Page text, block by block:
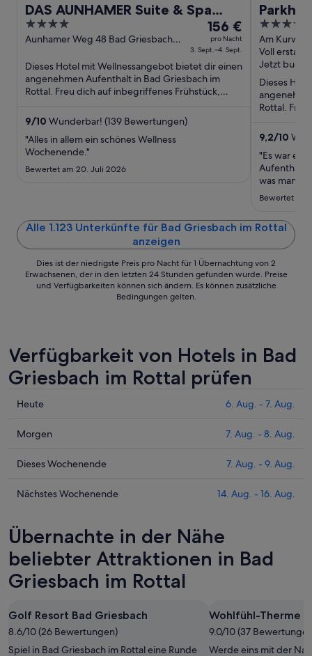
DAS AUNHAMER Suite & Spa
Hotel - Adults Only
4
out
5
Aunhamer Weg 48 Bad Griesbach
Der
Preis
beträgt
156 €
pro
Nacht
156 €
pro Nacht
3. Sept.–4. Sept.
Dieses Hotel mit Wellnessangebot bietet dir einen
angenehmen Aufenthalt in Bad Griesbach im
Rottal. Freu dich auf inbegriffenes Frühstück,
9/10 Wunderbar! (139 Bewertungen)
"Alles in allem ein schönes Wellness
Wochenende."
Bewertet am 20. Juli 2026
4.5
out
of
5
Am
Rottal BY
Voll
Jetzt
Dieses
Rottal.
9,2/10
"Es war ein
Aufenthalt.
was man
das
ich würde
Bewertet am
Alle 1.123 Unterkünfte für Bad Griesbach im Rottal
anzeigen
Dies ist der niedrigste Preis pro Nacht für 1 Übernachtung von 2
Erwachsenen, der in den letzten 24 Stunden gefunden wurde. Preise
und Verfügbarkeiten können sich ändern. Es können zusätzliche
Bedingungen gelten.
Verfügbarkeit von Hotels in Bad
Griesbach im Rottal prüfen
Prüfe
Preise
Bad
im
Nacht,
Aug.
-
Aug.
Heute 6. Aug. - 7. Aug.
Prüfe
Preise
Bad
Rottal
morgen
Nacht,
7.
8.
Aug.
Morgen 7. Aug. - 8. Aug.
Prüfe
Preise
Bad
Griesbach
Rottal
dieses
7.
Aug.
-
Dieses Wochenende 7. Aug. - 9. Aug.
Prüfe
Preise
für
Bad
Griesbach
im
am
nächsten
Wochenende,
Nächstes Wochenende 14. Aug. - 16. Aug.
Übernachte in der Nähe
beliebter Attraktionen in Bad
Griesbach im Rottal
Golf Resort Bad Griesbach
8.6/10 (26 Bewertungen)
Spiel in Bad Griesbach im Rottal eine Runde
Wohlfühl-Therme
9.0/10 (37
Werde eins mit der